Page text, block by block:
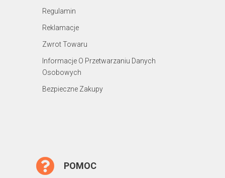
Regulamin
Reklamacje
Zwrot Towaru
Informacje O Przetwarzaniu Danych
Osobowych
Bezpieczne Zakupy
POMOC